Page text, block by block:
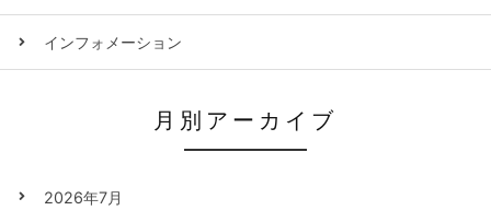
インフォメーション
月別アーカイブ
2026年7月